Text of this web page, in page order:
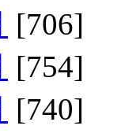
[706]
[754]
[740]